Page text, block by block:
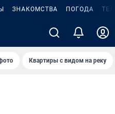
ЗНАКОМСТВА ПОГОДА
Квартиры с видом на реку